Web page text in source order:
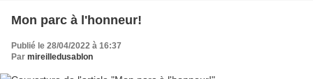
Mon parc à l'honneur!
Publié le 28/04/2022 à 16:37
Par mireilledusablon